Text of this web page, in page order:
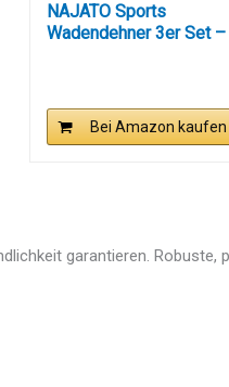
NAJATO Sports
Wadendehner 3er Set –
Bei Amazon kaufen
garantieren. Robuste,